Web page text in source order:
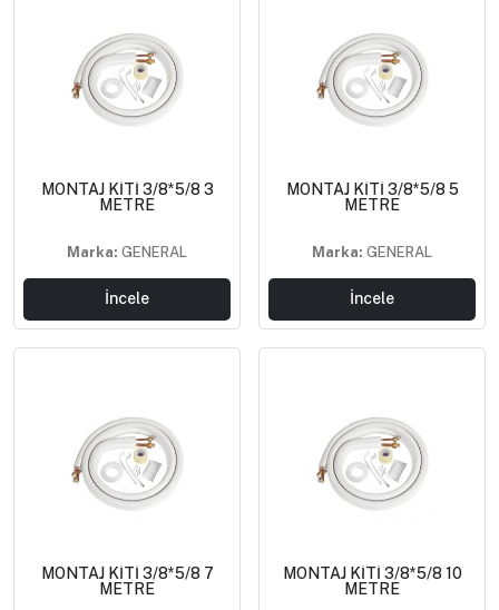
MONTAJ KİTİ 3/8*5/8 3
METRE
Marka: GENERAL
İncele
MONTAJ KİTİ 3/8*5/8 5
METRE
Marka: GENERAL
İncele
MONTAJ KİTİ 3/8*5/8 7
METRE
MONTAJ KİTİ 3/8*5/8 10
METRE